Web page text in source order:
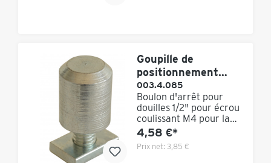
Goupille de
positionnement
pour les prises de
courant 1/2
003.4.085
Boulon d'arrêt pour
douilles 1/2" pour écrou
coulissant M4 pour la
fixation au rail de
serrage universel.
Fixation au moyen d'un
4,58 €*
Prix net: 3,85 €